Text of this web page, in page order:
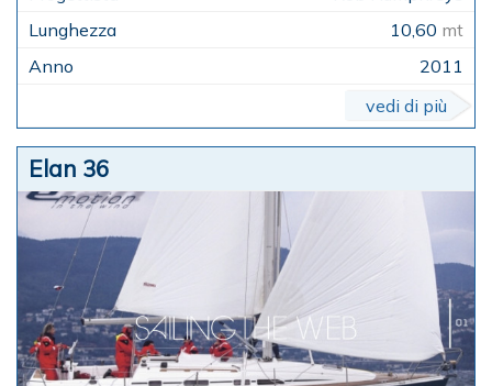
10,60 mt
2011
vedi di più
Elan 36